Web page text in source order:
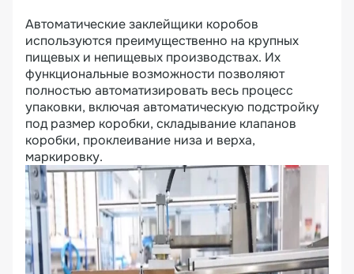
Автоматические заклейщики коробов
используются преимущественно на крупных
пищевых и непищевых производствах. Их
функциональные возможности позволяют
полностью автоматизировать весь процесс
упаковки, включая автоматическую подстройку
под размер коробки, складывание клапанов
коробки, проклеивание низа и верха,
маркировку.